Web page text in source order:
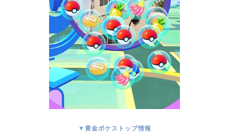
▼黄金ポケストップ情報